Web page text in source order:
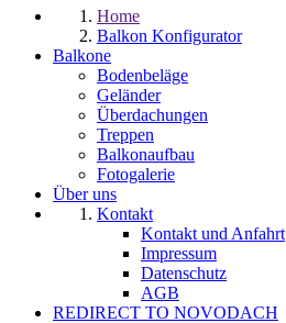
Home
Balkon Konfigurator
Balkone
Bodenbeläge
Geländer
Überdachungen
Treppen
Balkonaufbau
Fotogalerie
Über uns
Kontakt
Kontakt und Anfahrt
Impressum
Datenschutz
AGB
REDIRECT TO NOVODACH